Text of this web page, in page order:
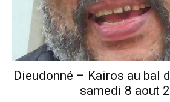
Dieudonné – Kairos au bal
samedi 8 aout